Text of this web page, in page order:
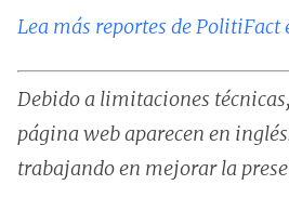
Lea más reportes de PolitiFact
Debido a limitaciones
página web aparecen en
trabajando en mejorar la